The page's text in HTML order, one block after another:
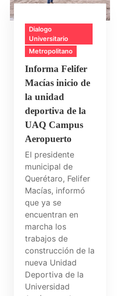
Dialogo
Universitario
Metropolitano
Informa Felifer
Macías inicio de
la unidad
deportiva de la
UAQ Campus
Aeropuerto
El presidente
municipal de
Querétaro, Felifer
Macías, informó
que ya se
encuentran en
marcha los
trabajos de
construcción de la
nueva Unidad
Deportiva de la
Universidad